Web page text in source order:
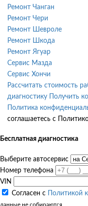
Ремонт Чанган
Ремонт Чери
Ремонт Шевроле
Ремонт Шкода
Ремонт Ягуар
Сервис Мазда
Сервис Хончи
Рассчитать стоимость
диагностику
Получить
Политика
соглашаетесь с
Бесплатная диагностика
Выберите автосервис
Номер телефона
VIN
Согласен с
Политикой
данные не собираются